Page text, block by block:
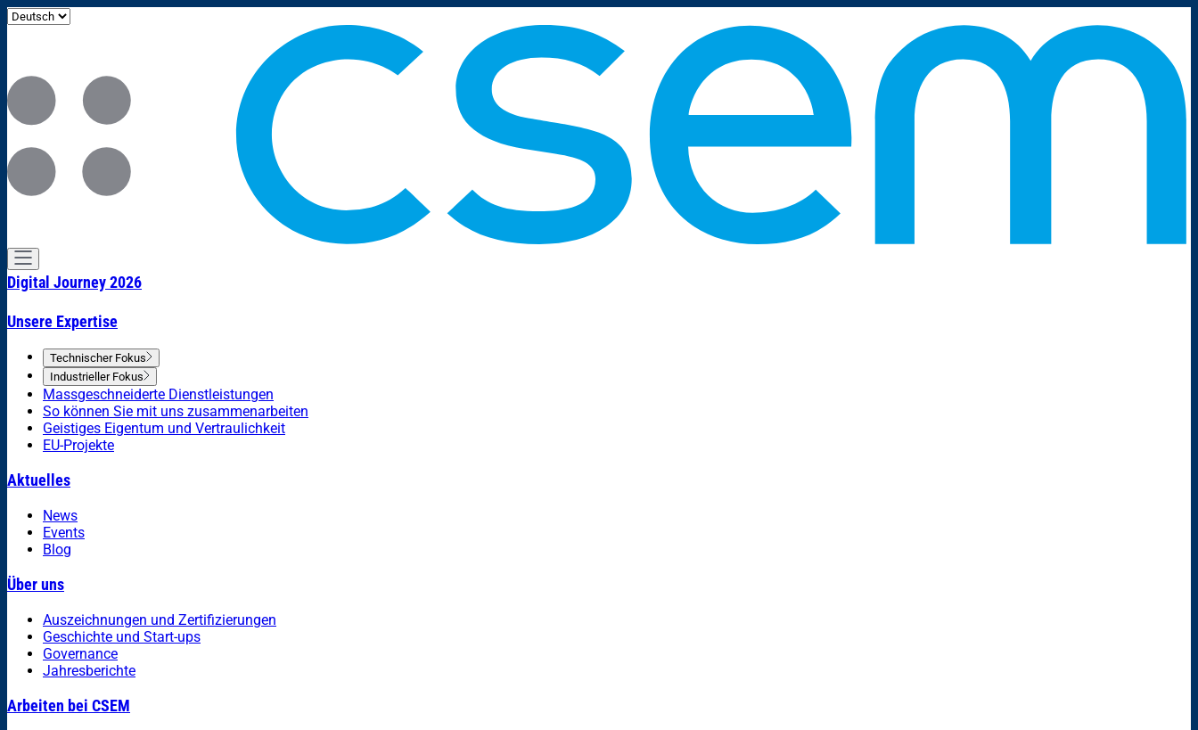
Digital Journey 2026
Unsere Expertise
Technischer Fokus
Industrieller Fokus
Massgeschneiderte Dienstleistungen
So können Sie mit uns zusammenarbeiten
Geistiges Eigentum und Vertraulichkeit
EU-Projekte
Aktuelles
News
Events
Blog
Über uns
Auszeichnungen und Zertifizierungen
Geschichte und Start-ups
Governance
Jahresberichte
Arbeiten bei CSEM